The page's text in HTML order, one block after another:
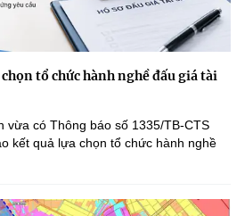
tổ chức hành nghề đấu giá tài
vừa có Thông báo số 1335/TB-CTS
kết quả lựa chọn tổ chức hành nghề